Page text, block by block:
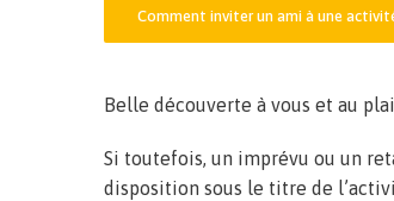
Comment inviter un ami à une
Belle découverte à vous et au
Si toutefois, un imprévu ou un
disposition sous le titre de